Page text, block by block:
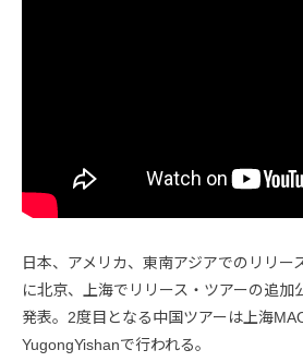
日本、アメリカ、東南アジアでのリリー
に北京、上海でリリース・ツアーの追加
発表。2度目となる中国ツアーは上海
YugongYishanで行われる。